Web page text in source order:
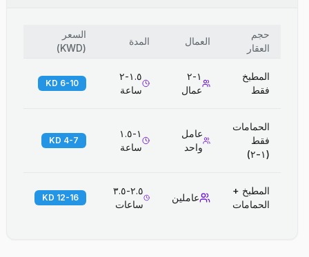
حجم
العقار
العمال المدة
السعر
(
KWD
)
المطبخ
فقط
١-٢
عمال
١.٥-٢
ساعة
6-10 KD
الحمامات
فقط
(١-٢)
عامل
واحد
١-١.٥
ساعة
4-7 KD
المطبخ +
الحمامات
عاملين
٢.٥-٣.٥
ساعات
12-16 KD